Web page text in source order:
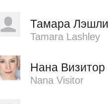
Тамара Лэшли
Tamara Lashley
Нана Визитор
Nana Visitor